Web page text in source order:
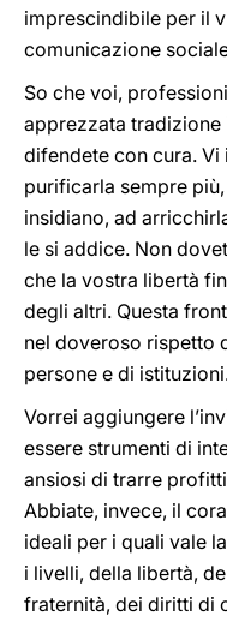
imprescindibile per il
comunicazione
So che voi,
apprezzata tradizione
difendete con cura.
purificarla sempre
insidiano, ad
le si addice. Non
che la vostra libertà
degli altri. Questa
nel doveroso rispetto
persone e di
Vorrei aggiungere
essere strumenti di
ansiosi di trarre
Abbiate, invece, il
ideali per i quali vale
i livelli, della libertà,
fraternità, dei diritti di